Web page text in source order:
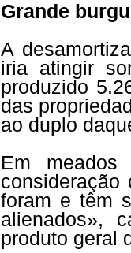
Grande
A
iria atingir
produzido
das
ao duplo
Em
foram e têm
alienados»,
produto geral